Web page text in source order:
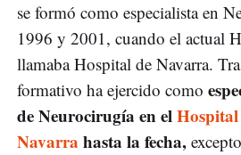
se formó como especialista en
1996 y 2001, cuando el actual
llamaba Hospital de Navarra.
formativo ha ejercido como
de Neurocirugía en el
Navarra hasta la fecha,